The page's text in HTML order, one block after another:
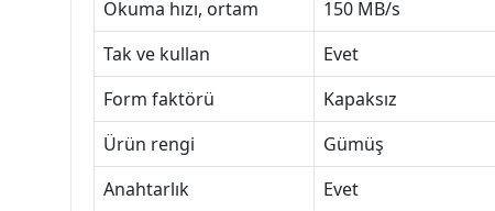
Okuma hızı, ortam
150 MB/s
Tak ve kullan
Evet
Form faktörü
Kapaksız
Ürün rengi
Gümüş
Anahtarlık
Evet